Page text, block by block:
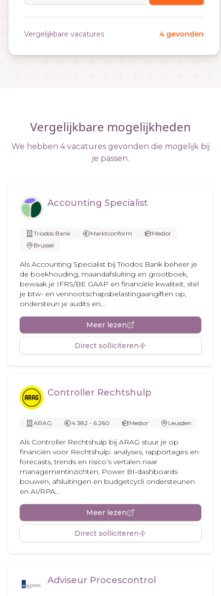
Vergelijkbare vacatures 4 gevonden
Vergelijkbare mogelijkheden
We hebben 4 vacatures gevonden die mogelijk bij
je passen.
Accounting Specialist
Triodos Bank Marktconform
Medior
Brussel
Als Accounting Specialist bij Triodos Bank beheer je
de boekhouding, maandafsluiting en grootboek,
bewaak je IFRS/BE GAAP en financiële kwaliteit, stel
je btw- en vennootschapsbelastingaangiften op,
ondersteun je audits en...
Meer lezen
Direct solliciteren
Controller Rechtshulp
ARAG 4.382 - 6.260 Medior Leusden
Als Controller Rechtshulp bij ARAG stuur je op
financiën voor Rechtshulp: analyses, rapportages en
forecasts, trends en risico’s vertalen naar
managementinzichten, Power BI-dashboards
bouwen, afsluitingen en budgetcycli ondersteunen
en AI/RPA...
Meer lezen
Direct solliciteren
Adviseur Procescontrol